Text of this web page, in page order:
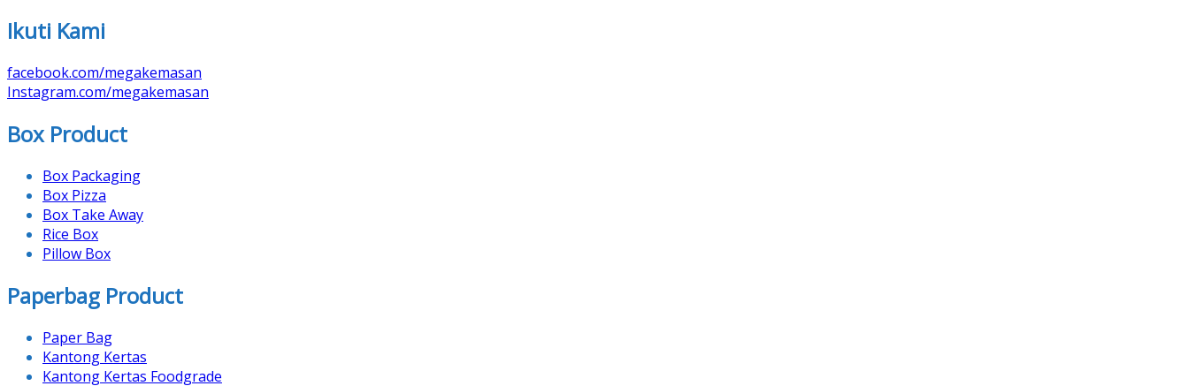
Ikuti Kami
facebook.com/megakemasan
Instagram.com/megakemasan
Box Product
Box Packaging
Box Pizza
Box Take Away
Rice Box
Pillow Box
Paperbag Product
Paper Bag
Kantong Kertas
Kantong Kertas Foodgrade